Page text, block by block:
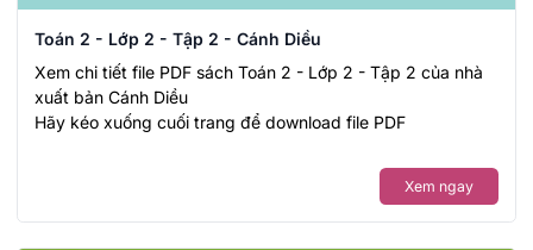
Toán 2 - Lớp 2 - Tập 2 - Cánh Diều
Xem chi tiết file PDF sách Toán 2 - Lớp 2 - Tập 2 của nhà
xuất bản Cánh Diều
Hãy kéo xuống cuối trang để download file PDF
Xem ngay